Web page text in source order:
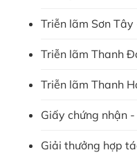
Triễn lãm Sơn
Triễn lãm Thanh
Triễn lãm Thanh
Giấy chứng nhận
Giải thưởng hợp